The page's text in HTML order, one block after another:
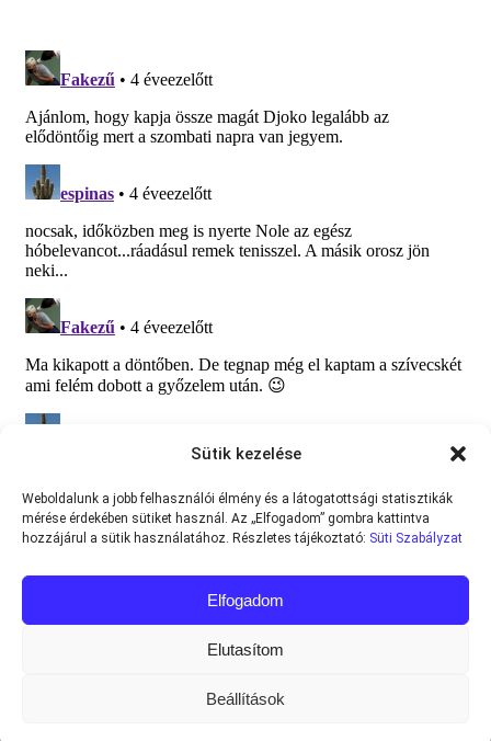
Sütik kezelése
Weboldalunk a jobb felhasználói élmény és a látogatottsági statisztikák
mérése érdekében sütiket használ. Az „Elfogadom” gombra kattintva
hozzájárul a sütik használatához. Részletes tájékoztató: Süti Szabályzat
Elfogadom
Elutasítom
Beállítások
Minden jog fenntartva © 2013-2026Teniszvilag.com